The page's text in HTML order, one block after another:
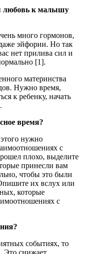
любовь к малышу
много гормонов,
эйфории. Но так
нет прилива сил и
[1].
материнства
Нужно время,
к ребенку, начать
время?
нужно
с
плохо, выделите
принесли вам
чтобы это были
их вслух или
которые
с
событиях, то
Это снижает